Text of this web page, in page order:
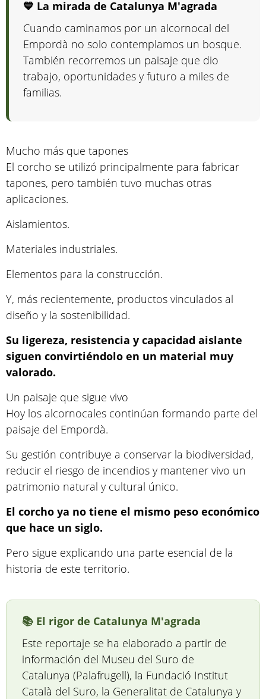
💙 La mirada de Catalunya M'agrada
Cuando caminamos por un alcornocal del
Empordà no solo contemplamos un bosque.
También recorremos un paisaje que dio
trabajo, oportunidades y futuro a miles de
familias.
Mucho más que tapones
El corcho se utilizó principalmente para fabricar
tapones, pero también tuvo muchas otras
aplicaciones.
Aislamientos.
Materiales industriales.
Elementos para la construcción.
Y, más recientemente, productos vinculados al
diseño y la sostenibilidad.
Su ligereza, resistencia y capacidad aislante
siguen convirtiéndolo en un material muy
valorado.
Un paisaje que sigue vivo
Hoy los alcornocales continúan formando parte del
paisaje del Empordà.
Su gestión contribuye a conservar la biodiversidad,
reducir el riesgo de incendios y mantener vivo un
patrimonio natural y cultural único.
El corcho ya no tiene el mismo peso económico
que hace un siglo.
Pero sigue explicando una parte esencial de la
historia de este territorio.
📚 El rigor de Catalunya M'agrada
Este reportaje se ha elaborado a partir de
información del Museu del Suro de
Catalunya (Palafrugell), la Fundació Institut
Català del Suro, la Generalitat de Catalunya y